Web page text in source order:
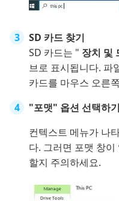
SD 카드 찾기
SD 카드는 " 장치 및
브로 표시됩니다. 파
카드를 마우스 오른
"포맷" 옵션 선택하기
컨텍스트 메뉴가 나
다. 그러면 포맷 창
할지 주의하세요.